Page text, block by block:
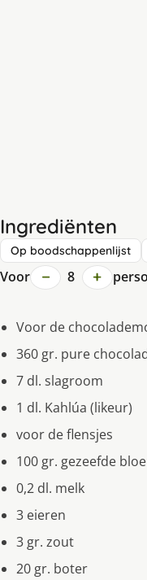
Ingrediënten
Op boodschappenlijst
Voor − 8 +
Voor de
360 gr. pure
7 dl. slagroom
1 dl. Kahlúa (likeur)
voor de flensjes
100 gr. gezeefde
0,2 dl. melk
3 eieren
3 gr. zout
20 gr. boter